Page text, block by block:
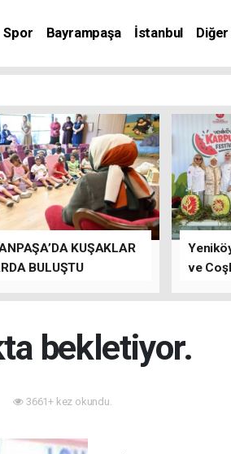
Spor Bayrampaşa İstanbul Diğer
KUŞAKLAR
BULUŞTU
ve
bekletiyor.
3661+ kez okundu.